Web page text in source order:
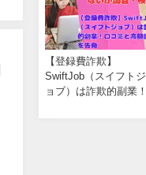
【登録費詐欺】
SwiftJob（スイフトジ
ョブ）は詐欺的副業！